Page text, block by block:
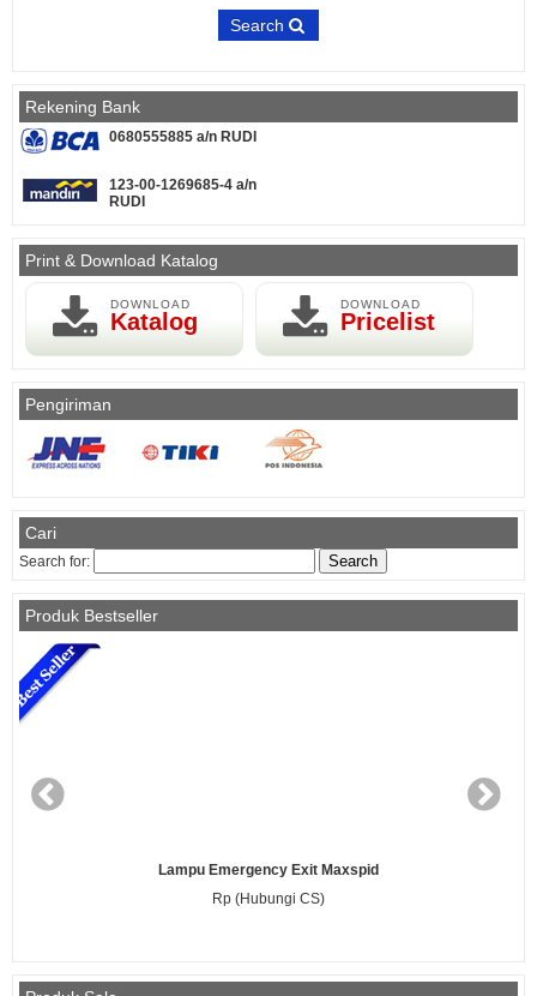
Search
Rekening Bank
0680555885 a/n RUDI
123-00-1269685-4 a/n
RUDI
Print & Download Katalog
DOWNLOAD
Katalog
DOWNLOAD
Pricelist
Pengiriman
Cari
Search for:
Produk Bestseller
Lampu Emergency Exit Maxspid
Rp (Hubungi CS)